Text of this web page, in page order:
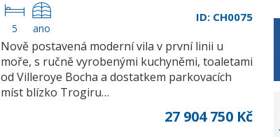
5 ano
ID: CH0075
Nově postavená moderní vila v první linii u
moře, s ručně vyrobenými kuchyněmi, toaletami
od Villeroye Bocha a dostatkem parkovacích
míst blízko Trogiru…
27 904 750 Kč